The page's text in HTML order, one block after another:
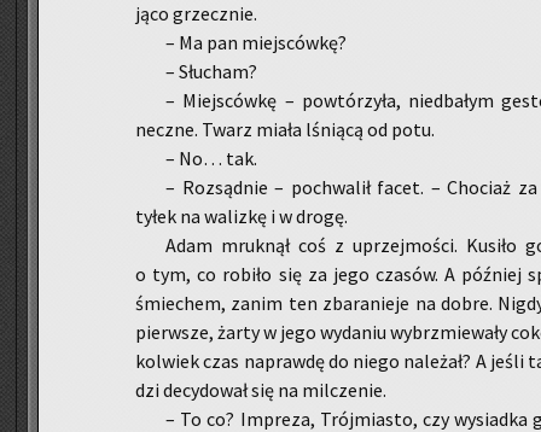
ją­co grzecz­nie.
– Ma pan miej­sców­kę?
– Słu­cham?
– Miej­sców­kę – po­wtó­rzy­ła, nie­dba­łym
necz­ne. Twarz miała lśnią­cą od potu.
– No… tak.
– Roz­sąd­nie – po­chwa­lił facet. – Cho­ciaż
tyłek na wa­liz­kę i w drogę.
Adam mruk­nął coś z uprzej­mo­ści. Ku­si­ło
o tym, co ro­bi­ło się za jego cza­sów. A póź­niej
śmie­chem, zanim ten zba­ra­nie­je na dobre.
pierw­sze, żarty w jego wy­da­niu wy­brzmie­wa­ły
kol­wiek czas na­praw­dę do niego na­le­żał? A
dzi de­cy­do­wał się na mil­cze­nie.
– To co? Im­pre­za, Trój­mia­sto, czy wy­siad­ka